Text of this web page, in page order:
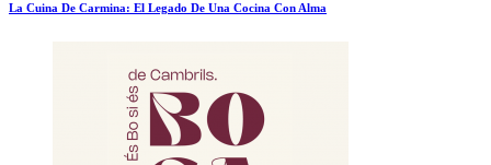
La Cuina De Carmina: El Legado De Una Cocina Con Alma